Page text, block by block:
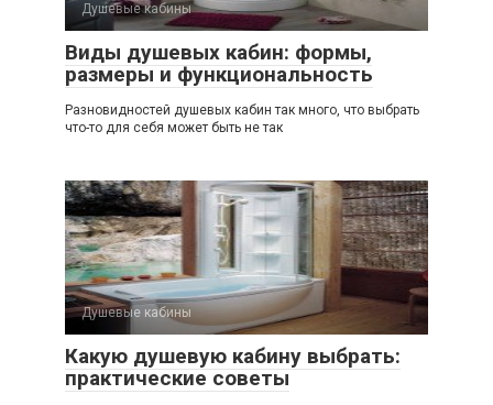
Душевые кабины
Виды душевых кабин: формы,
размеры и функциональность
Разновидностей душевых кабин так много, что выбрать
что-то для себя может быть не так
Душевые кабины
Какую душевую кабину выбрать:
практические советы